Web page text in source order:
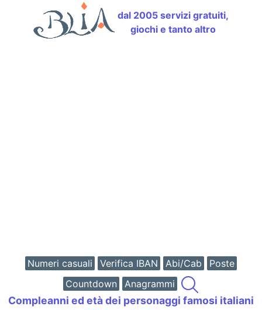
dal 2005 servizi gratuiti,
giochi e tanto altro
Numeri casuali Verifica IBAN Abi/Cab
Poste
Countdown
Anagrammi
Compleanni ed età dei personaggi famosi italiani